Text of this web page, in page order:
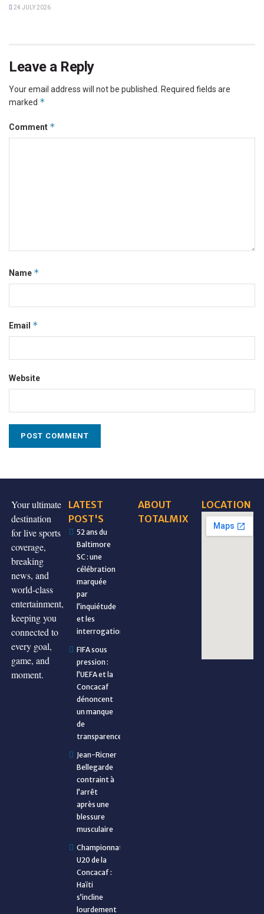
24 JULY 2026
Leave a Reply
Your email address will not be published. Required fields are
marked *
Comment *
Name *
Email *
Website
Your ultimate
destination
for live sports
coverage,
breaking
news, and
world-class
entertainment,
keeping you
connected to
every goal,
game, and
moment.
LATEST
POST'S
52 ans du
Baltimore
SC : une
célébration
marquée
par
l’inquiétude
et les
interrogations
FIFA sous
pression :
l’UEFA et la
Concacaf
dénoncent
un manque
de
transparence
Jean-Ricner
Bellegarde
contraint à
l’arrêt
après une
blessure
musculaire
Championnat
U20 de la
Concacaf :
Haïti
s’incline
lourdement
ABOUT
TOTALMIX
LOCATION